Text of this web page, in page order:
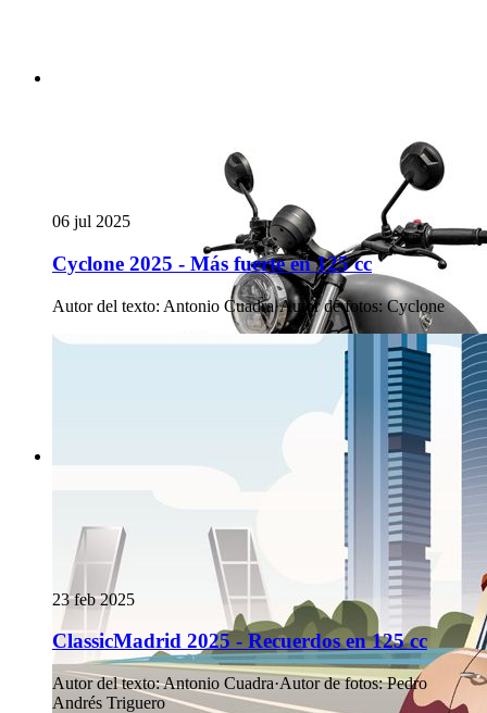
06 jul 2025
Cyclone 2025 - Más fuerte en 125 cc
Autor del texto: Antonio Cuadra·Autor de fotos: Cyclone
23 feb 2025
ClassicMadrid 2025 - Recuerdos en 125 cc
Autor del texto:Antonio Cuadra·Autor de fotos: Pedro
Andrés Triguero